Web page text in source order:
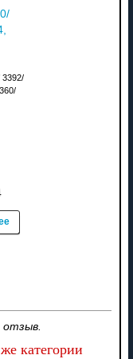
3392/
отзыв.
категории